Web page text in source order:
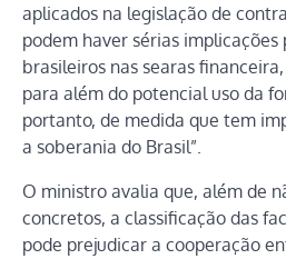
aplicados na legislação de
podem haver sérias implicações
brasileiros nas searas
para além do potencial uso da
portanto, de medida que tem
a soberania do Brasil”.
O ministro avalia que, além de
concretos, a classificação das
pode prejudicar a cooperação